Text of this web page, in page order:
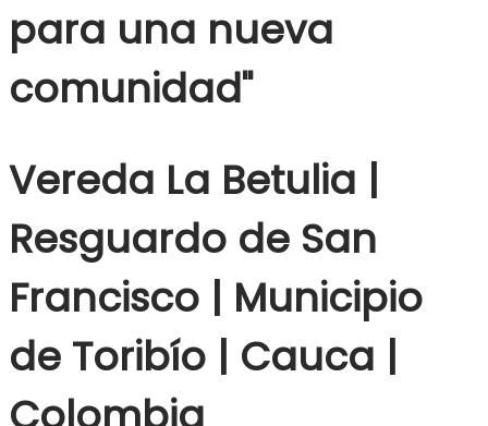
para una nueva
comunidad"
Vereda La Betulia |
Resguardo de San
Francisco | Municipio
de Toribío | Cauca |